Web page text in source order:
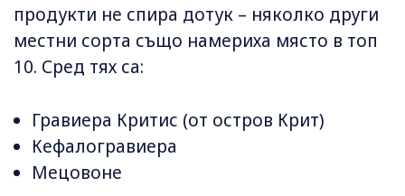
продукти не спира дотук – няколко други
местни сорта също намериха място в топ
10. Сред тях са:
Гравиера Критис (от остров Крит)
Кефалогравиера
Мецовоне